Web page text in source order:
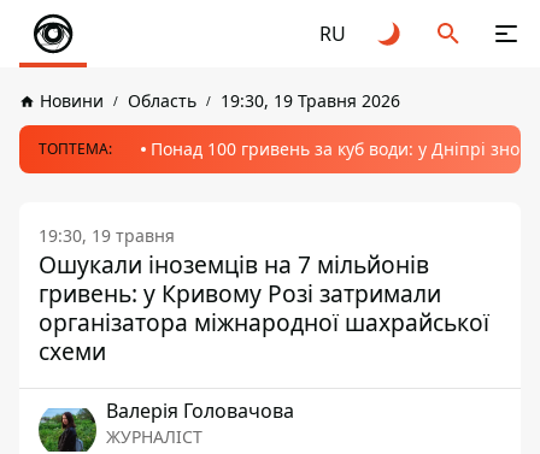
RU
Новини Область 19:30, 19 Травня 2026
ТОПТЕМА: Понад 100 гривень за куб води: у Дніпрі
19:30, 19 травня
Ошукали іноземців на 7 мільйонів
гривень: у Кривому Розі затримали
організатора міжнародної шахрайської
схеми
Валерія Головачова
ЖУРНАЛІСТ